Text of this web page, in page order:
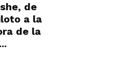
de
a la
de la